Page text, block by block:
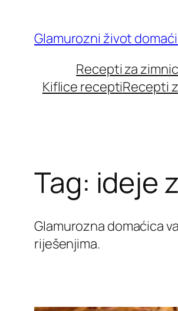
content
Glamurozni život
Recepti za
Kiflice receptiRecepti
Tag: ideje
Glamurozna domaćica
riješenjima.